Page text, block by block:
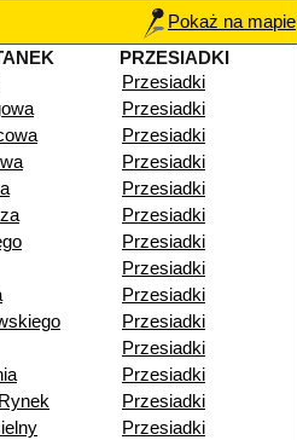
Pokaż na mapie
PRZESIADKI
Przesiadki
Przesiadki
Przesiadki
Przesiadki
Przesiadki
Przesiadki
Przesiadki
Przesiadki
Przesiadki
Przesiadki
Przesiadki
Przesiadki
Przesiadki
Przesiadki